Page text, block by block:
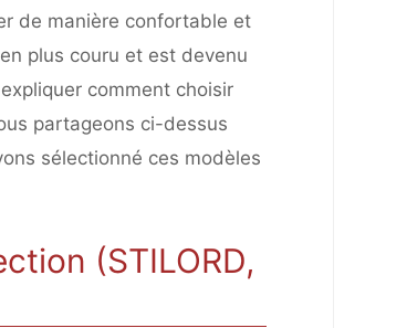
de manière confortable et
plus couru et est devenu
comment choisir
partageons ci-dessus
sélectionné ces modèles
(STILORD,